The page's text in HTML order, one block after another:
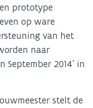
prototype
op ware
van het
naar
September 2014’ in
stelt de